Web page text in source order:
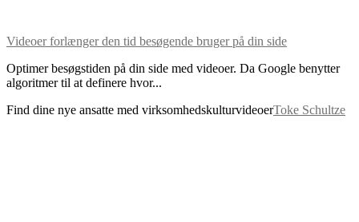
Videoer forlænger den tid besøgende bruger på din side
Optimer besøgstiden på din side med videoer. Da Google benytter
algoritmer til at definere hvor...
Find dine nye ansatte med virksomhedskulturvideoerToke Schultze